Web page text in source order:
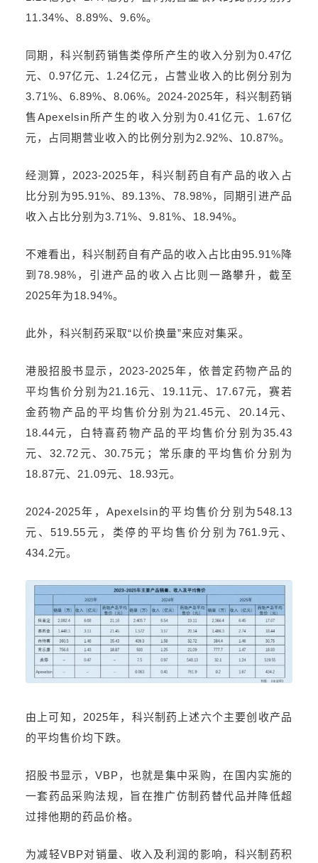
11.34%、8.89%、9.6%。
同期，科兴制药销售类停所产生的收入分别为0.47亿
元、0.97亿元、1.24亿元，占营业收入的比例分别为
3.71%、6.89%、8.06%。2024-2025年，科兴制药销
售Apexelsin所产生的收入分别为0.41亿元、1.67亿
元，占同期营业收入的比例分别为2.92%、10.87%。
经测算，2023-2025年，科兴制药自有产品的收入占
比分别为95.91%、89.13%、78.98%，同期引进产品
收入占比分别为3.71%、9.81%、18.94%。
不难看出，科兴制药自有产品的收入占比由95.91%降
到78.98%，引进产品的收入占比则一路攀升，截至
2025年为18.94%。
此外，科兴制药采取“以价换量”来应对集采。
港股招股书显示，2023-2025年，依普定药物产品的
平均售价分别为21.16元、19.11元、17.67元，赛若
金药物产品的平均售价分别为21.45元、20.14元、
18.44元，白特喜药物产品的平均售价分别为35.43
元、32.72元、30.75元；常乐康的平均售价分别为
18.87元、21.09元、18.93元。
2024-2025年，Apexelsin的平均售价分别为548.13
元、519.55元，类停的平均售价分别为761.9元、
434.2元。
由上可知，2025年，科兴制药上述六个主要创收产品
的平均售价均下跌。
招股书显示，VBP，也就是集中采购，在国内实施的
一套药品采购法规，旨在推广仿制药替代品并降低超
过排他期的药品价格。
为减轻VBP对销量、收入及利润的影响，科兴制药积